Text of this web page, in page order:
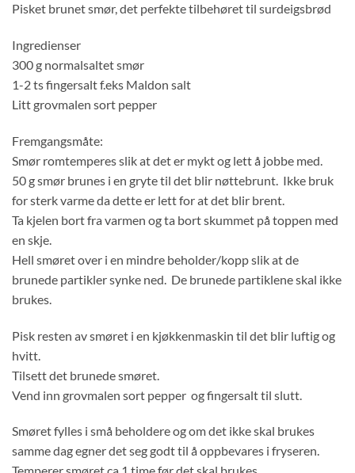
Pisket brunet smør, det perfekte tilbehøret til surdeigsbrød
Ingredienser
300 g normalsaltet smør
1-2 ts fingersalt f.eks Maldon salt
Litt grovmalen sort pepper
Fremgangsmåte:
Smør romtemperes slik at det er mykt og lett å jobbe med.
50 g smør brunes i en gryte til det blir nøttebrunt. Ikke bruk
for sterk varme da dette er lett for at det blir brent.
Ta kjelen bort fra varmen og ta bort skummet på toppen med
en skje.
Hell smøret over i en mindre beholder/kopp slik at de
brunede partikler synke ned. De brunede partiklene skal ikke
brukes.
Pisk resten av smøret i en kjøkkenmaskin til det blir luftig og
hvitt.
Tilsett det brunede smøret.
Vend inn grovmalen sort pepper og fingersalt til slutt.
Smøret fylles i små beholdere og om det ikke skal brukes
samme dag egner det seg godt til å oppbevares i fryseren.